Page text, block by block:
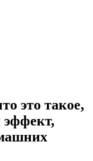
это такое,
эффект,